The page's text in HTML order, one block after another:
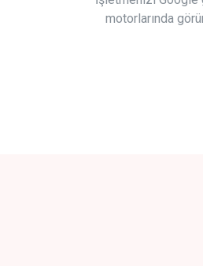
motorlarında